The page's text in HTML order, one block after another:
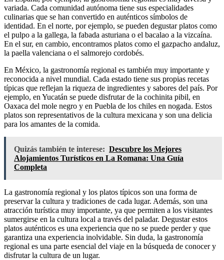
variada. Cada comunidad autónoma tiene sus especialidades
culinarias que se han convertido en auténticos símbolos de
identidad. En el norte, por ejemplo, se pueden degustar platos como
el pulpo a la gallega, la fabada asturiana o el bacalao a la vizcaína.
En el sur, en cambio, encontramos platos como el gazpacho andaluz,
la paella valenciana o el salmorejo cordobés.
En México, la gastronomía regional es también muy importante y
reconocida a nivel mundial. Cada estado tiene sus propias recetas
típicas que reflejan la riqueza de ingredientes y sabores del país. Por
ejemplo, en Yucatán se puede disfrutar de la cochinita pibil, en
Oaxaca del mole negro y en Puebla de los chiles en nogada. Estos
platos son representativos de la cultura mexicana y son una delicia
para los amantes de la comida.
Quizás también te interese: Descubre los Mejores
Alojamientos Turísticos en La Romana: Una Guía
Completa
La gastronomía regional y los platos típicos son una forma de
preservar la cultura y tradiciones de cada lugar. Además, son una
atracción turística muy importante, ya que permiten a los visitantes
sumergirse en la cultura local a través del paladar. Degustar estos
platos auténticos es una experiencia que no se puede perder y que
garantiza una experiencia inolvidable. Sin duda, la gastronomía
regional es una parte esencial del viaje en la búsqueda de conocer y
disfrutar la cultura de un lugar.